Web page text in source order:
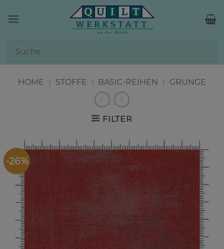
Inhalt
HOME | STOFFE | BASIC-REIHEN | GRUNGE
FILTER
-26%